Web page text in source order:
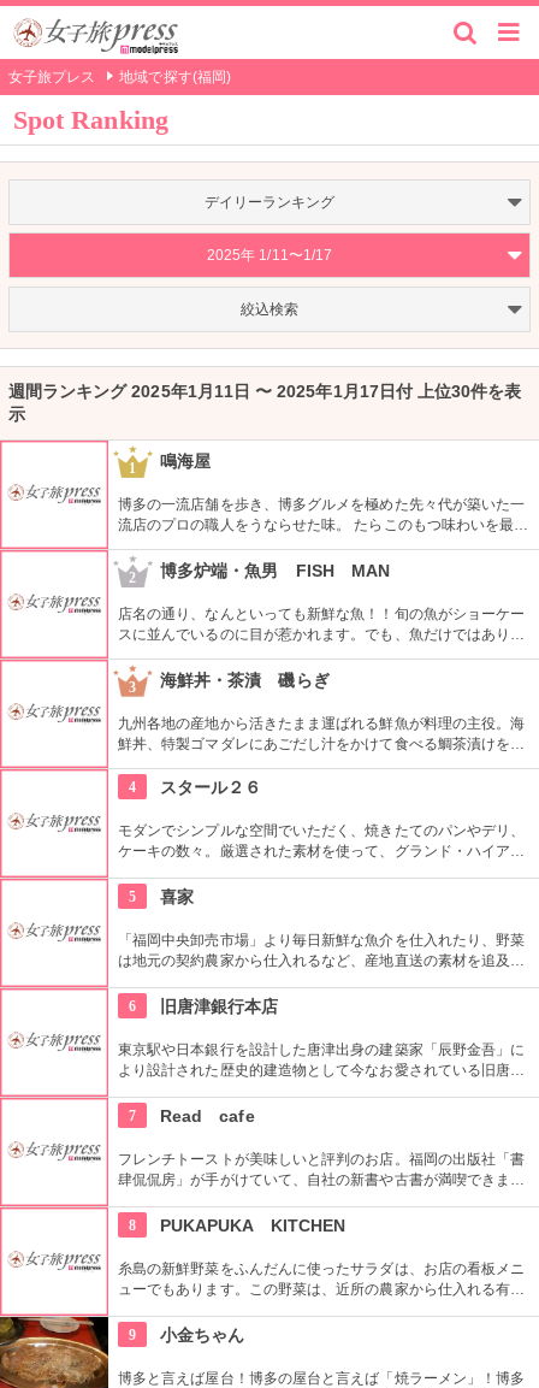
女子旅プレス 地域で探す(福岡)
Spot Ranking
デイリーランキング
2025年 1/11〜1/17
絞込検索
週間ランキング 2025年1月11日 〜 2025年1月17日付 上位30件を表
示
1 鳴海屋
博多の一流店舗を歩き、博多グルメを極めた先々代が築いた一
流店のプロの職人をうならせた味。 たらこのもつ味わいを最大
限に生かすため、厳選された調味料を必要最低限使い作り上げ
られた辛子明太子。 ご贈答用からご家庭用まで、さまざまな明
太子が取り揃えられているため、お土産にも最適。
2 博多炉端・魚男 FISH MAN
店名の通り、なんといっても新鮮な魚！！旬の魚がショーケー
スに並んでいるのに目が惹かれます。でも、魚だけではありま
せん。農家直送の野菜やこだわりのデザートも充実。デートに
もぜひ利用してもらいたい。
3 海鮮丼・茶漬 磯らぎ
九州各地の産地から活きたまま運ばれる鮮魚が料理の主役。海
鮮丼、特製ゴマダレにあごだし汁をかけて食べる鯛茶漬けをは
じめ、四季折々の旬の魚を贅沢に使い、ヘルシーかつ味わい深
い料理を提供。インテリアや内装は女性好みの空間。店頭で販
リジナル食品もお土産に最適。
4 スタール２６
モダンでシンプルな空間でいただく、焼きたてのパンやデリ、
ケーキの数々。厳選された素材を使って、グランド・ハイアッ
わったハイアット風味の味わいをぜひ楽しんで。
5 喜家
「福岡中央卸売市場」より毎日新鮮な魚介を仕入れたり、野菜
は地元の契約農家から仕入れるなど、産地直送の素材を追及し
6
旧唐津銀行本店
東京駅や日本銀行を設計した唐津出身の建築家「辰野金吾」に
より設計された歴史的建造物として今なお愛されている旧唐津
ントも開催されています。
7 Read cafe
フレンチトーストが美味しいと評判のお店。福岡の出版社「書
肆侃侃房」が手がけていて、自社の新書や古書が満喫できま
が高く美味しいと評判。もちろんフードメニューも充実してい
ます。ゆっくり本を読みたい時にぜひとも訪れたいお店。
8 PUKAPUKA KITCHEN
糸島の新鮮野菜をふんだんに使ったサラダは、お店の看板メニ
ューでもあります。この野菜は、近所の農家から仕入れる有機
また格別の景色を望むことができます。また波がよければサー
ファーの姿も。海に沿った最高のロケーションは、デートにピ
ッタリのお店です。
9 小金ちゃん
博多と言えば屋台！博多の屋台と言えば「焼ラーメン」！博多